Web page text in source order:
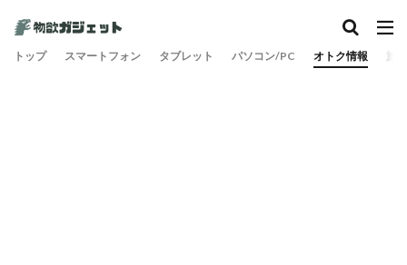
トップ スマートフォン タブレット パソコン/PC オトク情報 旅